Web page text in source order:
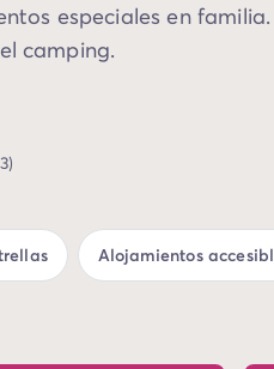
especiales en familia.
camping.
Alojamientos